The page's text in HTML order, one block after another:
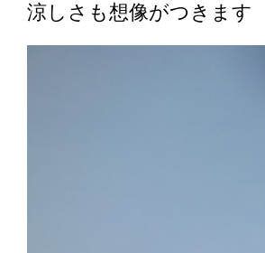
涼しさも想像がつきます